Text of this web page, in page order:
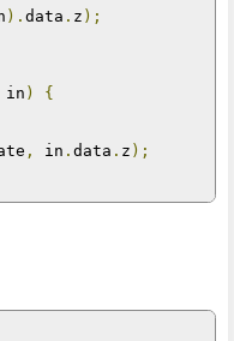
). data . z );
in )
{
, in . data . z );